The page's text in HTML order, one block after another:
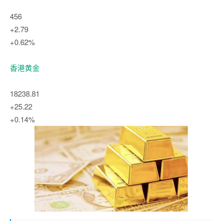
456
+2.79
+0.62%
香港黄金
18238.81
+25.22
+0.14%